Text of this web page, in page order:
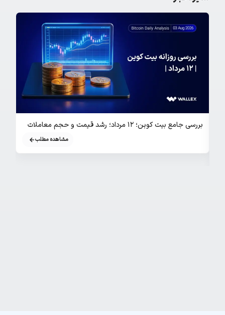
بررسی جامع بیت کوین؛ ۱۲ مرداد؛ رشد قیمت و حجم معاملات
مشاهده مطلب